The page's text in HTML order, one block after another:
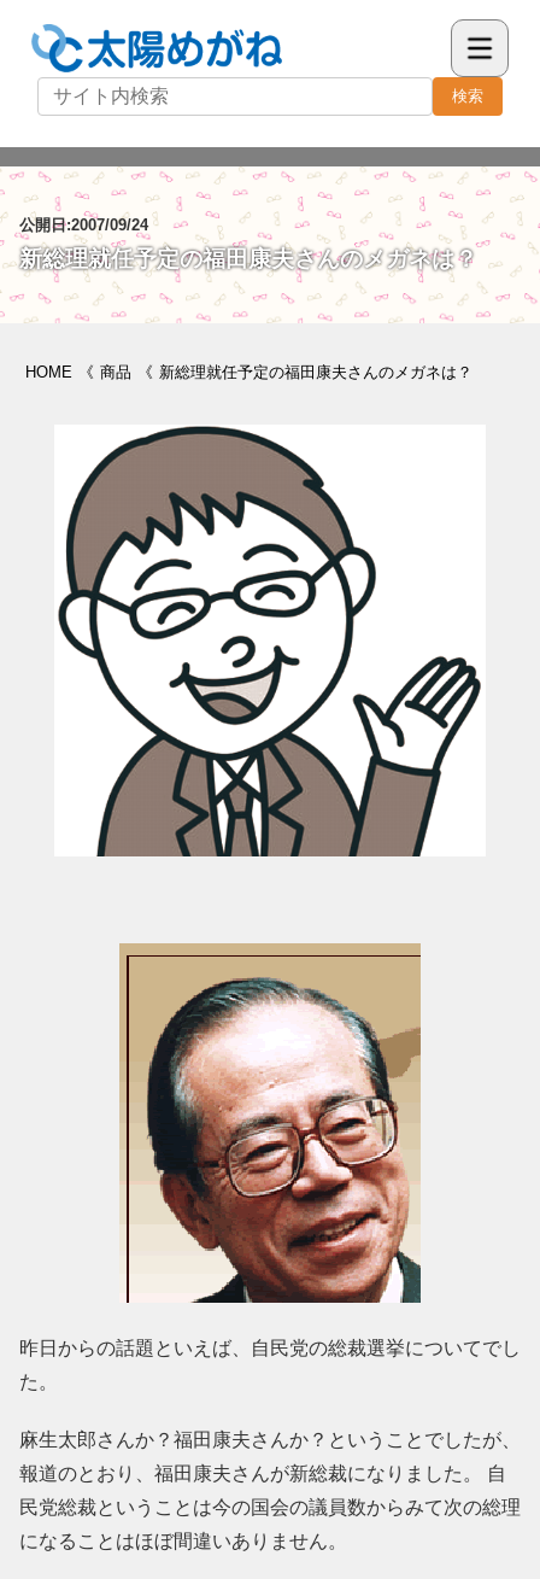
検索
公開日:2007/09/24
新総理就任予定の福田康夫さんのメガネは？
HOME 《 商品 《 新総理就任予定の福田康夫さんのメガネは？
昨日からの話題といえば、自民党の総裁選挙についてでし
た。
麻生太郎さんか？福田康夫さんか？ということでしたが、
報道のとおり、福田康夫さんが新総裁になりました。 自
民党総裁ということは今の国会の議員数からみて次の総理
になることはほぼ間違いありません。